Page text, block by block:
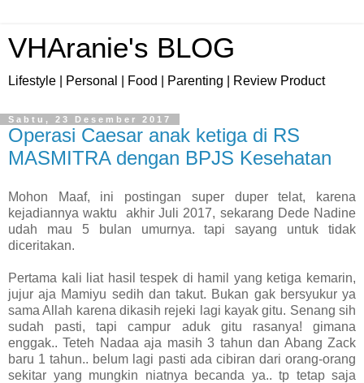
VHAranie's BLOG
Lifestyle | Personal | Food | Parenting | Review Product
Sabtu, 23 Desember 2017
Operasi Caesar anak ketiga di RS
MASMITRA dengan BPJS Kesehatan
Mohon Maaf, ini postingan super duper telat, karena
kejadiannya waktu akhir Juli 2017, sekarang Dede Nadine
udah mau 5 bulan umurnya. tapi sayang untuk tidak
diceritakan.
Pertama kali liat hasil tespek di hamil yang ketiga kemarin,
jujur aja Mamiyu sedih dan takut. Bukan gak bersyukur ya
sama Allah karena dikasih rejeki lagi kayak gitu. Senang sih
sudah pasti, tapi campur aduk gitu rasanya! gimana
enggak.. Teteh Nadaa aja masih 3 tahun dan Abang Zack
baru 1 tahun.. belum lagi pasti ada cibiran dari orang-orang
sekitar yang mungkin niatnya becanda ya.. tp tetap saja